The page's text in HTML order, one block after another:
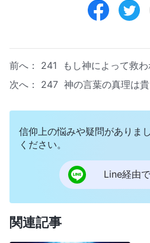
前へ： 241 もし神によって救わ
次へ： 247 神の言葉の真理は
信仰上の悩みや疑問がありま
ください。
Line経由
関連記事